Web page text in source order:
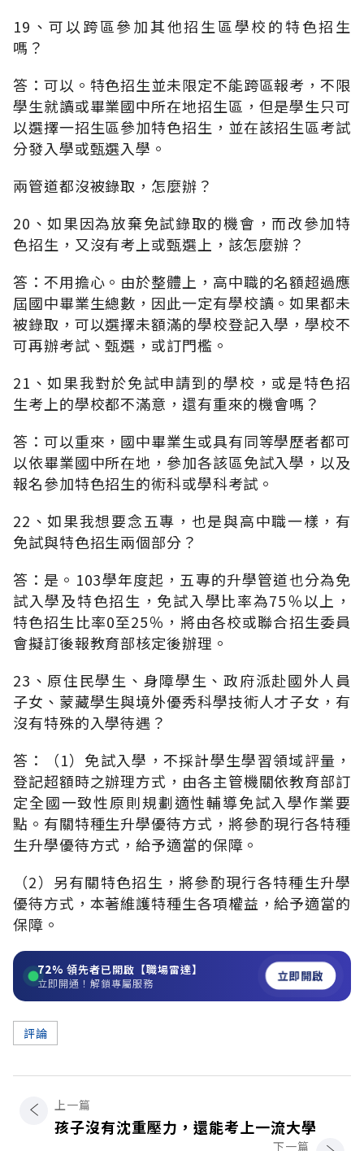
19、可以跨區參加其他招生區學校的特色招生
嗎？
答：可以。特色招生並未限定不能跨區報考，不限
學生就讀或畢業國中所在地招生區，但是學生只可
以選擇一招生區參加特色招生，並在該招生區考試
分發入學或甄選入學。
兩管道都沒被錄取，怎麼辦？
20、如果因為放棄免試錄取的機會，而改參加特
色招生，又沒有考上或甄選上，該怎麼辦？
答：不用擔心。由於整體上，高中職的名額超過應
屆國中畢業生總數，因此一定有學校讀。如果都未
被錄取，可以選擇未額滿的學校登記入學，學校不
可再辦考試、甄選，或訂門檻。
21、如果我對於免試申請到的學校，或是特色招
生考上的學校都不滿意，還有重來的機會嗎？
答：可以重來，國中畢業生或具有同等學歷者都可
以依畢業國中所在地，參加各該區免試入學，以及
報名參加特色招生的術科或學科考試。
22、如果我想要念五專，也是與高中職一樣，有
免試與特色招生兩個部分？
答：是。103學年度起，五專的升學管道也分為免
試入學及特色招生，免試入學比率為75％以上，
特色招生比率0至25％，將由各校或聯合招生委員
會擬訂後報教育部核定後辦理。
23、原住民學生、身障學生、政府派赴國外人員
子女、蒙藏學生與境外優秀科學技術人才子女，有
沒有特殊的入學待遇？
答：（1）免試入學，不採計學生學習領域評量，
登記超額時之辦理方式，由各主管機關依教育部訂
定全國一致性原則規劃適性輔導免試入學作業要
點。有關特種生升學優待方式，將參酌現行各特種
生升學優待方式，給予適當的保障。
（2）另有關特色招生，將參酌現行各特種生升學
優待方式，本著維護特種生各項權益，給予適當的
保障。
72% 領先者已開啟【職場雷達】
立即開通！解鎖專屬服務 立即開啟
評論
上一篇
孩子沒有沈重壓力，還能考上一流大學
下一篇